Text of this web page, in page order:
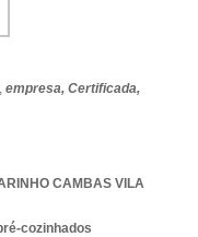
empresa, Certificada,
CAMBAS VILA
cozinhados